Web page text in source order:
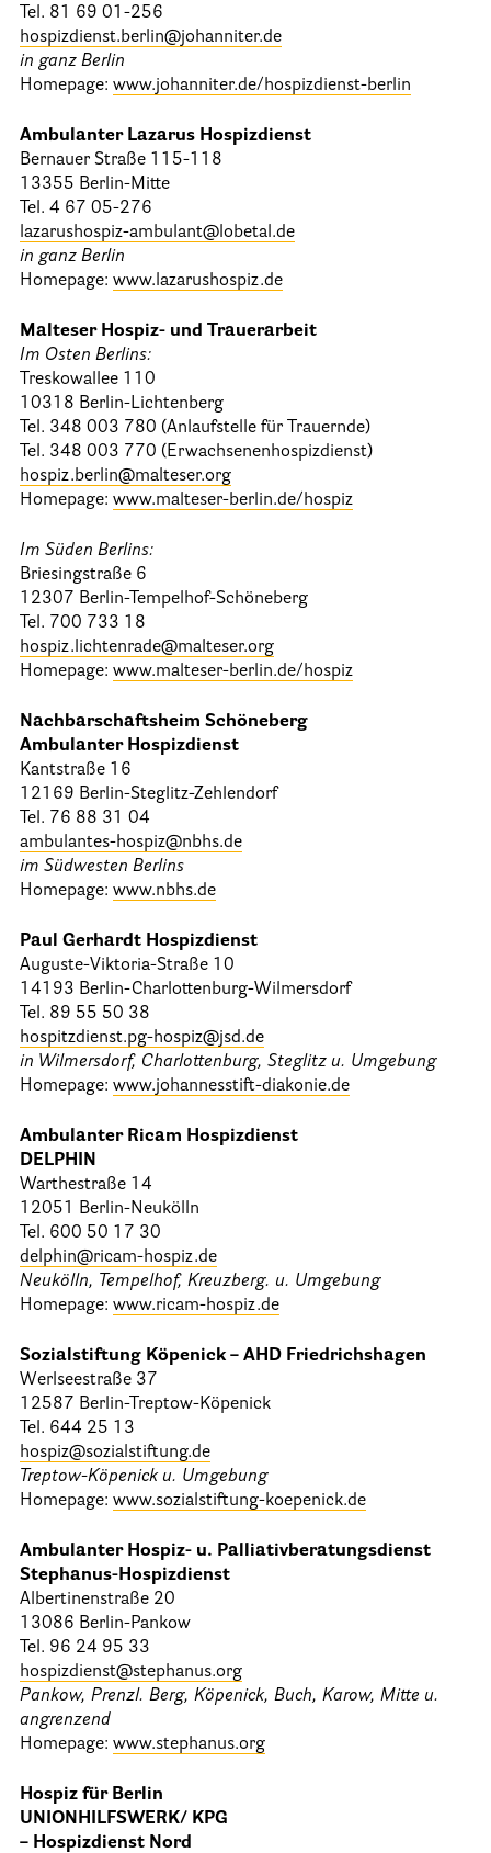
Tel. 81 69 01-256
hospizdienst.berlin@johanniter.de
in ganz Berlin
Homepage: www.johanniter.de/hospizdienst-berlin
Ambulanter Lazarus Hospizdienst
Bernauer Straße 115-118
13355 Berlin-Mitte
Tel. 4 67 05-276
lazarushospiz-ambulant@lobetal.de
in ganz Berlin
Homepage: www.lazarushospiz.de
Malteser Hospiz- und Trauerarbeit
Im Osten Berlins:
Treskowallee 110
10318 Berlin-Lichtenberg
Tel. 348 003 780 (Anlaufstelle für Trauernde)
Tel. 348 003 770 (Erwachsenenhospizdienst)
hospiz.berlin@malteser.org
Homepage: www.malteser-berlin.de/hospiz
Im Süden Berlins:
Briesingstraße 6
12307 Berlin-Tempelhof-Schöneberg
Tel. 700 733 18
hospiz.lichtenrade@malteser.org
Homepage: www.malteser-berlin.de/hospiz
Nachbarschaftsheim Schöneberg
Ambulanter Hospizdienst
Kantstraße 16
12169 Berlin-Steglitz-Zehlendorf
Tel. 76 88 31 04
ambulantes-hospiz@nbhs.de
im Südwesten Berlins
Homepage: www.nbhs.de
Paul Gerhardt Hospizdienst
Auguste-Viktoria-Straße 10
14193 Berlin-Charlottenburg-Wilmersdorf
Tel. 89 55 50 38
hospitzdienst.pg-hospiz@jsd.de
in Wilmersdorf, Charlottenburg, Steglitz u. Umgebung
Homepage: www.johannesstift-diakonie.de
Ambulanter Ricam Hospizdienst
DELPHIN
Warthestraße 14
12051 Berlin-Neukölln
Tel. 600 50 17 30
delphin@ricam-hospiz.de
Neukölln, Tempelhof, Kreuzberg. u. Umgebung
Homepage: www.ricam-hospiz.de
Sozialstiftung Köpenick – AHD Friedrichshagen
Werlseestraße 37
12587 Berlin-Treptow-Köpenick
Tel. 644 25 13
hospiz@sozialstiftung.de
Treptow-Köpenick u. Umgebung
Homepage: www.sozialstiftung-koepenick.de
Ambulanter Hospiz- u. Palliativberatungsdienst
Stephanus-Hospizdienst
Albertinenstraße 20
13086 Berlin-Pankow
Tel. 96 24 95 33
hospizdienst@stephanus.org
Pankow, Prenzl. Berg, Köpenick, Buch, Karow, Mitte u.
angrenzend
Homepage: www.stephanus.org
Hospiz für Berlin
UNIONHILFSWERK/ KPG
– Hospizdienst Nord